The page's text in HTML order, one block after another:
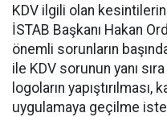
KDV ilgili olan
İSTAB Başkanı Hakan
önemli sorunların
ile KDV sorunun yanı
logoların
uygulamaya geçilme